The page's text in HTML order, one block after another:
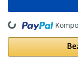
Loading...